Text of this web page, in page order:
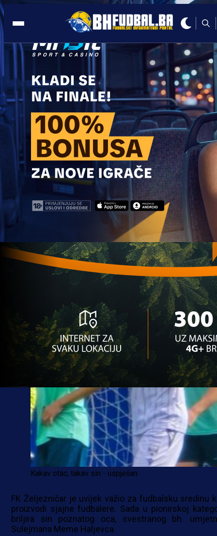
MLADI TALENAT
20:08, 02.11.2025
Željezničar rađa novu zvijezdu: Sin
Meme Haljevca briljira u pionirskoj
kategoriji
Autor:
Kakav otac, takav sin - uspješan
FK Željezničar je uvijek važio za fudbalsku sredinu
proizvodi sjajne fudbalere. Sada u pionirskoj
briljira sin poznatog oca, svestranog bh.
Sulejmana Meme Haljevca.